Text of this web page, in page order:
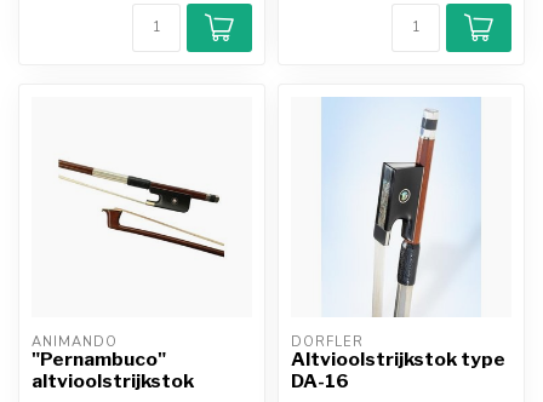
ANIMANDO
"Pernambuco"
altvioolstrijkstok
DÖRFLER
Altvioolstrijkstok type
DA-16